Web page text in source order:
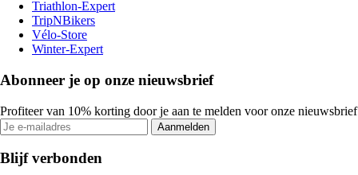
Triathlon-Expert
TripNBikers
Vélo-Store
Winter-Expert
Abonneer je op onze nieuwsbrief
Profiteer van 10% korting door je aan te melden voor onze nieuwsbrief
Aanmelden
Blijf verbonden